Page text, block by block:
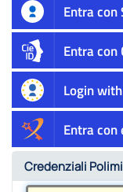
Entra con
Entra con
Login
Entra con
Credenziali Polimi